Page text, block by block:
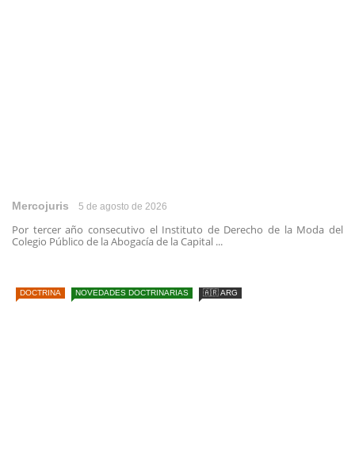
Mercojuris 5 de agosto de 2026
Por tercer año consecutivo el Instituto de Derecho de la Moda del
Colegio Público de la Abogacía de la Capital ...
DOCTRINA NOVEDADES DOCTRINARIAS 🇦🇷 ARG